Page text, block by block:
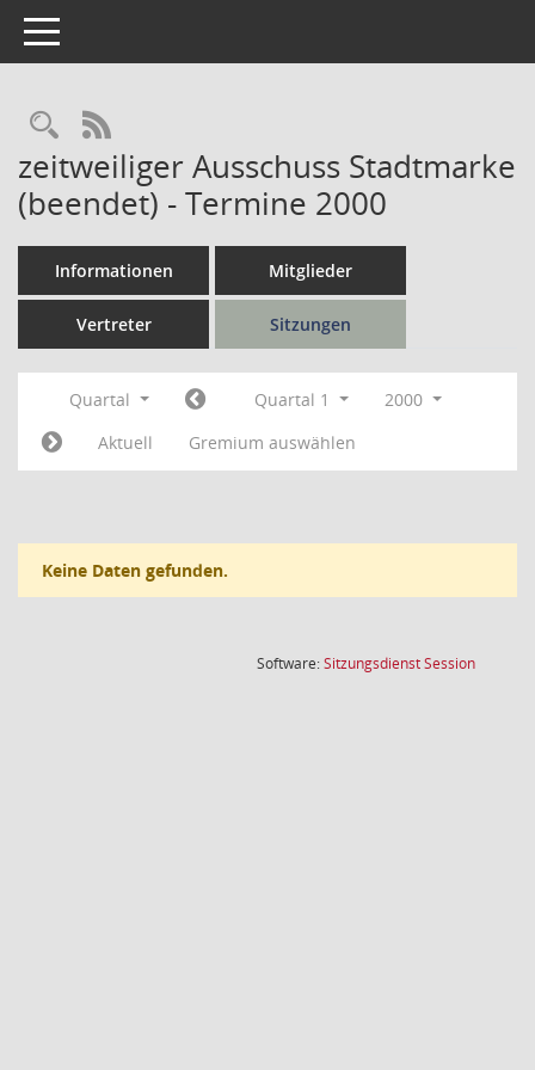
Toggle navigation
Rechercheauswahl
RSS-Feed
zeitweiliger Ausschuss Stadtmarke
(beendet) - Termine 2000
Informationen Mitglieder
Vertreter Sitzungen
Quartal Quartal 1
2000
Aktuell
Gremium auswählen
Keine Daten gefunden.
Software:SitzungsdienstSession(Wird in